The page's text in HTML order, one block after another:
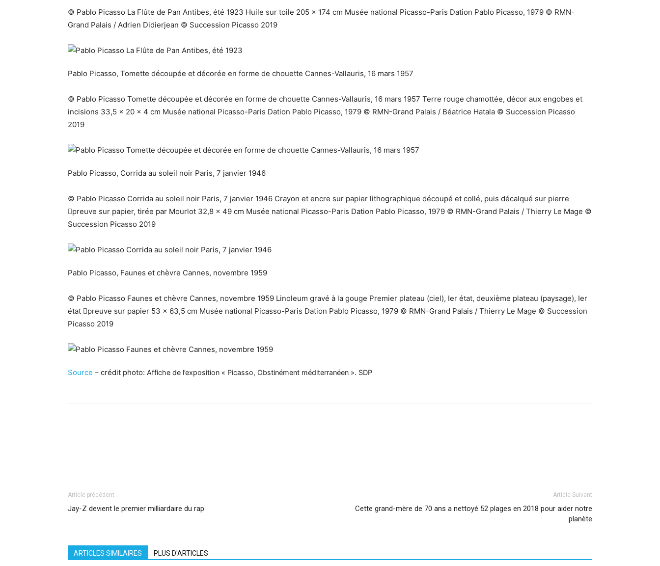
© Pablo Picasso La Flûte de Pan Antibes, été 1923 Huile sur toile 205 x 174 cm Musée national Picasso-Paris Dation Pablo Picasso, 1979 © RMN-
Grand Palais / Adrien Didierjean © Succession Picasso 2019
Pablo Picasso, Tomette découpée et décorée en forme de chouette Cannes-Vallauris, 16 mars 1957
© Pablo Picasso Tomette découpée et décorée en forme de chouette Cannes-Vallauris, 16 mars 1957 Terre rouge chamottée, décor aux engobes et
incisions 33,5 x 20 x 4 cm Musée national Picasso-Paris Dation Pablo Picasso, 1979 © RMN-Grand Palais / Béatrice Hatala © Succession Picasso
2019
Pablo Picasso, Corrida au soleil noir Paris, 7 janvier 1946
© Pablo Picasso Corrida au soleil noir Paris, 7 janvier 1946 Crayon et encre sur papier lithographique découpé et collé, puis décalqué sur pierre
preuve sur papier, tirée par Mourlot 32,8 x 49 cm Musée national Picasso-Paris Dation Pablo Picasso, 1979 © RMN-Grand Palais / Thierry Le Mage ©
Succession Picasso 2019
Pablo Picasso, Faunes et chèvre Cannes, novembre 1959
© Pablo Picasso Faunes et chèvre Cannes, novembre 1959 Linoleum gravé à la gouge Premier plateau (ciel), Ier état, deuxième plateau (paysage), Ier
état preuve sur papier 53 x 63,5 cm Musée national Picasso-Paris Dation Pablo Picasso, 1979 © RMN-Grand Palais / Thierry Le Mage © Succession
Picasso 2019
Source – crédit photo: Affiche de l’exposition « Picasso, Obstinément méditerranéen ». SDP
Article précédent
Jay-Z devient le premier milliardaire du rap
Article Suivant
Cette grand-mère de 70 ans a nettoyé 52 plages en 2018 pour aider notre
planète
ARTICLES SIMILAIRES PLUS D'ARTICLES